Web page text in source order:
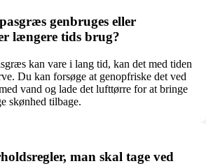
genbruges eller
længere tids brug?
kan vare i lang tid, kan det med tiden
Du kan forsøge at genopfriske det ved
vand og lade det lufttørre for at bringe
skønhed tilbage.
man skal tage ved